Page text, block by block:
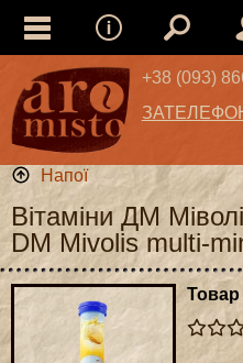
+38 (093)
Напої
Вітаміни ДМ
DM Mivolis multi-
Товар